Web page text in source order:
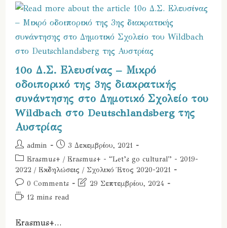
Την
ΣΤ
Τάξη
10ου
Δ.
Σ.
10ο Δ.Σ. Ελευσίνας – Μικρό
οδοιπορικό της 3ης διακρατικής
συνάντησης στο Δημοτικό Σχολείο του
Wildbach στο Deutschlandsberg της
Αυστρίας
Post
author:
admin
Post
published:
3 Δεκεμβρίου, 2021
Post
category:
Erasmus+ / Erasmus+ - “Let’s go cultural” - 2019-
2022 / Εκδηλώσεις / Σχολικό Έτος 2020-2021
Post
comments:
0 Comments
Post29 Σεπτεμβρίου, 2024
Reading12 mins read
Erasmus+…